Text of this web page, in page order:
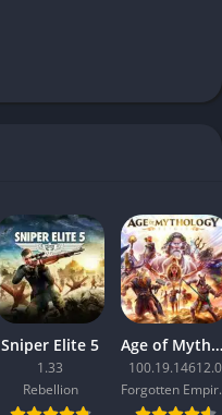
Sniper Elite 5
1.33
Rebellion
Age of Mythology: Retold
100.19.14612.0